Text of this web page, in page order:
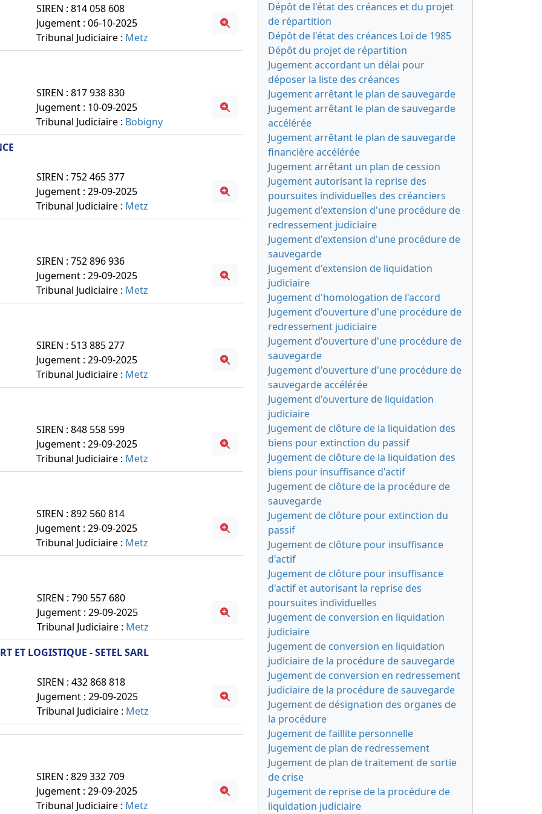
SIREN : 814 058 608
Jugement : 06-10-2025
Tribunal Judiciaire : Metz
SIREN : 817 938 830
Jugement : 10-09-2025
Tribunal Judiciaire : Bobigny
SIREN : 752 465 377
Jugement : 29-09-2025
Tribunal Judiciaire : Metz
SIREN : 752 896 936
Jugement : 29-09-2025
Tribunal Judiciaire : Metz
SIREN : 513 885 277
Jugement : 29-09-2025
Tribunal Judiciaire : Metz
SIREN : 848 558 599
Jugement : 29-09-2025
Tribunal Judiciaire : Metz
SIREN : 892 560 814
Jugement : 29-09-2025
Tribunal Judiciaire : Metz
SIREN : 790 557 680
Jugement : 29-09-2025
Tribunal Judiciaire : Metz
ET LOGISTIQUE - SETEL SARL
SIREN : 432 868 818
Jugement : 29-09-2025
Tribunal Judiciaire : Metz
SIREN : 829 332 709
Jugement : 29-09-2025
Tribunal Judiciaire : Metz
Dépôt de l'état des créances et du projet
de répartition
Dépôt de l'état des créances Loi de 1985
Dépôt du projet de répartition
Jugement accordant un délai pour
déposer la liste des créances
Jugement arrêtant le plan de sauvegarde
Jugement arrêtant le plan de sauvegarde
accélérée
Jugement arrêtant le plan de sauvegarde
financière accélérée
Jugement arrêtant un plan de cession
Jugement autorisant la reprise des
poursuites individuelles des créanciers
Jugement d'extension d'une procédure de
redressement judiciaire
Jugement d'extension d'une procédure de
sauvegarde
Jugement d'extension de liquidation
judiciaire
Jugement d'homologation de l'accord
Jugement d'ouverture d'une procédure de
redressement judiciaire
Jugement d'ouverture d'une procédure de
sauvegarde
Jugement d'ouverture d'une procédure de
sauvegarde accélérée
Jugement d'ouverture de liquidation
judiciaire
Jugement de clôture de la liquidation des
biens pour extinction du passif
Jugement de clôture de la liquidation des
biens pour insuffisance d'actif
Jugement de clôture de la procédure de
sauvegarde
Jugement de clôture pour extinction du
passif
Jugement de clôture pour insuffisance
d'actif
Jugement de clôture pour insuffisance
d'actif et autorisant la reprise des
poursuites individuelles
Jugement de conversion en liquidation
judiciaire
Jugement de conversion en liquidation
judiciaire de la procédure de sauvegarde
Jugement de conversion en redressement
judiciaire de la procédure de sauvegarde
Jugement de désignation des organes de
la procédure
Jugement de faillite personnelle
Jugement de plan de redressement
Jugement de plan de traitement de sortie
de crise
Jugement de reprise de la procédure de
liquidation judiciaire